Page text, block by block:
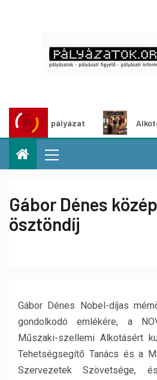
Alkotói
Gábor Dénes
ösztöndíj
Gábor Dénes Nobel-díjas
gondolkodó emlékére, a
Műszaki-szellemi Alkotásért
Tehetségsegítő Tanács és a
Szervezetek Szövetsége,